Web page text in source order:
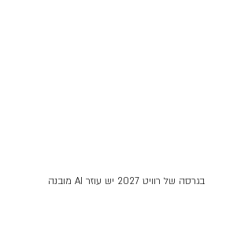
בגרסה של רוויט 2027 יש עוזר AI מובנה